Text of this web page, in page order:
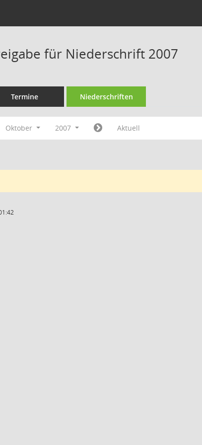
für Niederschrift 2007
Termine Niederschriften
Oktober 2007 Aktuell